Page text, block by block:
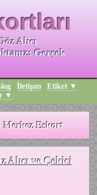
Alıcı
Gerçek
İletişım
Etiket ▼
▼
Merkez Eskort
Alıcı ve Çekici